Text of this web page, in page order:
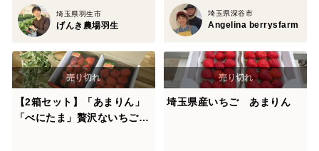
埼玉県羽生市
げんき農場羽生
埼玉県深谷市
Angelina berrysfarm
【2箱セット】「あまりん」
「べにたま」贅沢ないちご食
埼玉県産いちご あまりん